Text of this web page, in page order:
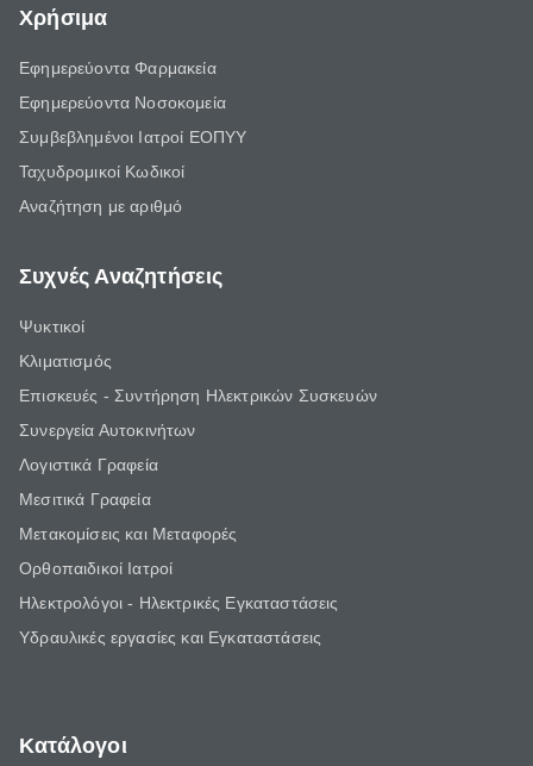
Χρήσιμα
Εφημερεύοντα Φαρμακεία
Εφημερεύοντα Νοσοκομεία
Συμβεβλημένοι Ιατροί ΕΟΠΥΥ
Ταχυδρομικοί Κωδικοί
Αναζήτηση με αριθμό
Συχνές Αναζητήσεις
Ψυκτικοί
Κλιματισμός
Επισκευές - Συντήρηση Ηλεκτρικών Συσκευών
Συνεργεία Αυτοκινήτων
Λογιστικά Γραφεία
Μεσιτικά Γραφεία
Μετακομίσεις και Μεταφορές
Ορθοπαιδικοί Ιατροί
Ηλεκτρολόγοι - Ηλεκτρικές Εγκαταστάσεις
Υδραυλικές εργασίες και Εγκαταστάσεις
Κατάλογοι